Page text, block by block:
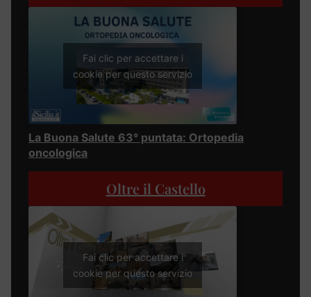
Fai clic per accettare i
cookie per questo servizio
La Buona Salute 63° puntata: Ortopedia
oncologica
Oltre il Castello
Fai clic per accettare i
cookie per questo servizio